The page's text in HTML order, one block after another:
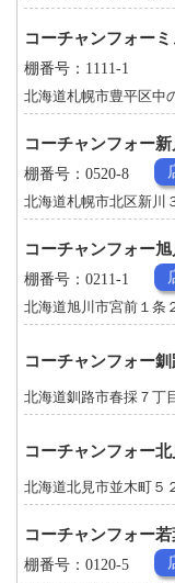
コーチャンフォー
棚番号：1111-1
北海道札幌市豊平区中
コーチャンフォー
棚番号：0520-8
北海道札幌市北区新川
コーチャンフォー
棚番号：0211-1
北海道旭川市宮前１条
コーチャンフォー
北海道釧路市春採７丁
コーチャンフォー
北海道北見市並木町５
コーチャンフォー
棚番号：0120-5